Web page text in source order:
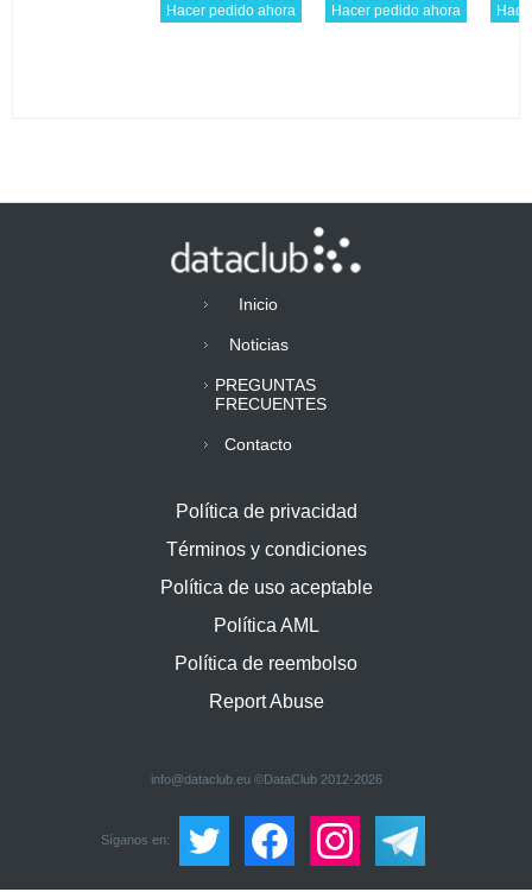
Hacer pedido ahora Hacer pedido ahora
Inicio
Noticias
PREGUNTAS
FRECUENTES
Contacto
Política de privacidad
Términos y condiciones
Política de uso aceptable
Política AML
Política de reembolso
Report Abuse
info@dataclub.eu ©DataClub 2012-2026
Síganos en: